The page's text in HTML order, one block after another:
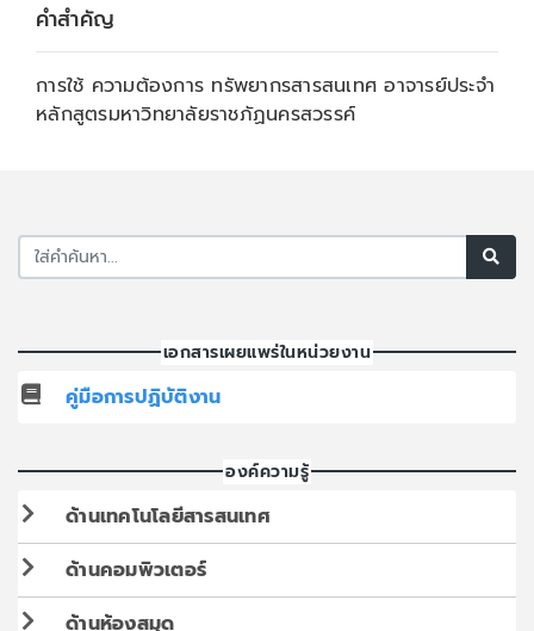
คำสำคัญ
การใช้ ความต้องการ ทรัพยากรสารสนเทศ อาจารย์ประจำ
หลักสูตรมหาวิทยาลัยราชภัฏนครสวรรค์
เอกสารเผยแพร่ในหน่วยงาน
คู่มือการปฏิบัติงาน
องค์ความรู้
ด้านเทคโนโลยีสารสนเทศ
ด้านคอมพิวเตอร์
ด้านห้องสมุด